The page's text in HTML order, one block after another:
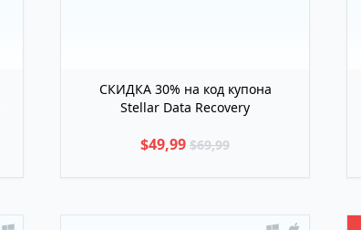
СКИДКА 30% на код купона
Stellar Data Recovery
$49,99 $69,99